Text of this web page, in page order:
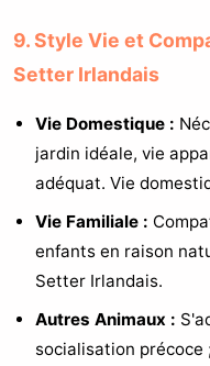
9. Style Vie et
Setter Irlandais
Vie Domestique :
jardin idéale, vie
adéquat. Vie
Vie Familiale :
enfants en raison
Setter Irlandais.
Autres Animaux :
socialisation